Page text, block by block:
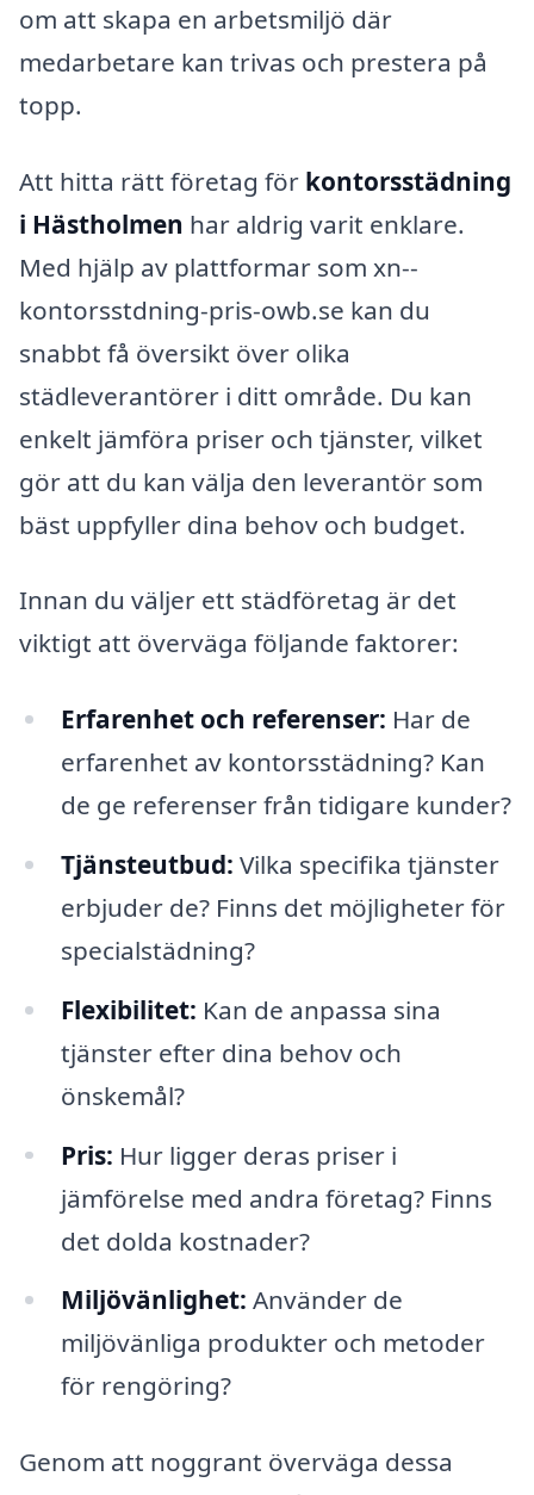
om att skapa en arbetsmiljö där
medarbetare kan trivas och prestera på
topp.
Att hitta rätt företag för kontorsstädning
i Hästholmen har aldrig varit enklare.
Med hjälp av plattformar som xn--
kontorsstdning-pris-owb.se kan du
snabbt få översikt över olika
städleverantörer i ditt område. Du kan
enkelt jämföra priser och tjänster, vilket
gör att du kan välja den leverantör som
bäst uppfyller dina behov och budget.
Innan du väljer ett städföretag är det
viktigt att överväga följande faktorer:
Erfarenhet och referenser: Har de
erfarenhet av kontorsstädning? Kan
de ge referenser från tidigare kunder?
Tjänsteutbud: Vilka specifika tjänster
erbjuder de? Finns det möjligheter för
specialstädning?
Flexibilitet: Kan de anpassa sina
tjänster efter dina behov och
önskemål?
Pris: Hur ligger deras priser i
jämförelse med andra företag? Finns
det dolda kostnader?
Miljövänlighet: Använder de
miljövänliga produkter och metoder
för rengöring?
Genom att noggrant överväga dessa